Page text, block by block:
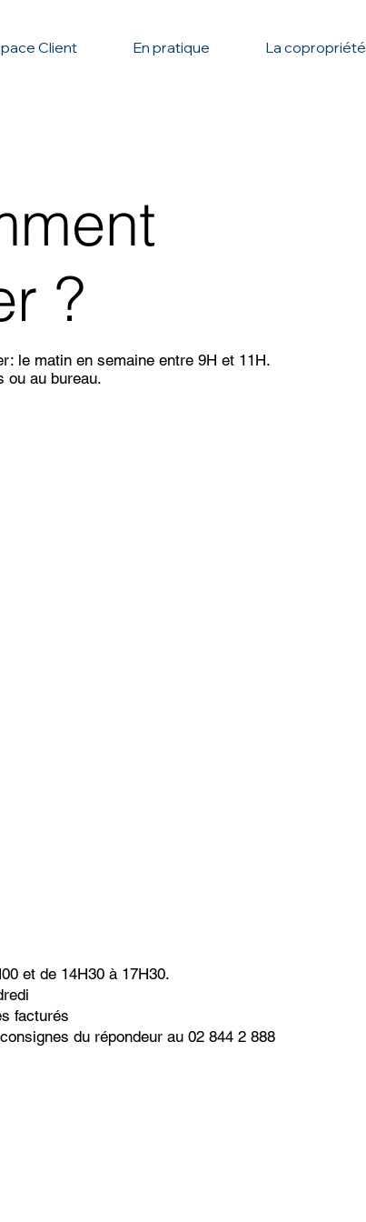
Client En pratique La copropriété
?
le matin en semaine entre 9H et 11H.
ou au bureau.
et de 14H30 à 17H30.
facturés
du répondeur au 02 844 2 888